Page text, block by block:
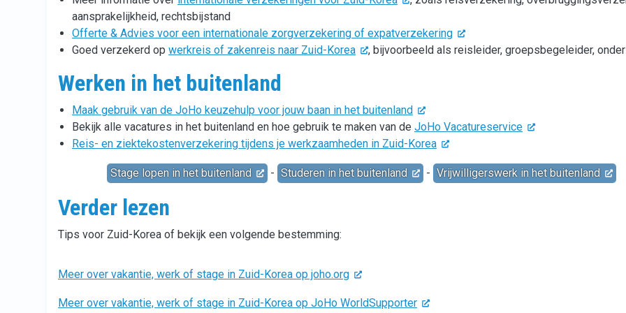
aansprakelijkheid, rechtsbijstand
Offerte & Advies voor een internationale zorgverzekering of expatverzekering
Goed verzekerd op werkreis of zakenreis naar Zuid-Korea , bijvoorbeeld als reisleider, groepsbegeleider,
Werken in het buitenland
Maak gebruik van de JoHo keuzehulp voor jouw baan in het buitenland
Bekijk alle vacatures in het buitenland en hoe gebruik te maken van de JoHo Vacatureservice
Reis- en ziektekostenverzekering tijdens je werkzaamheden in Zuid-Korea
Stage lopen in het buitenland - Studeren in het buitenland - Vrijwilligerswerk in het buitenland
Verder lezen
Tips voor Zuid-Korea of bekijk een volgende bestemming:
Meer over vakantie, werk of stage in Zuid-Korea op joho.org
Meer over vakantie, werk of stage in Zuid-Korea op JoHo WorldSupporter